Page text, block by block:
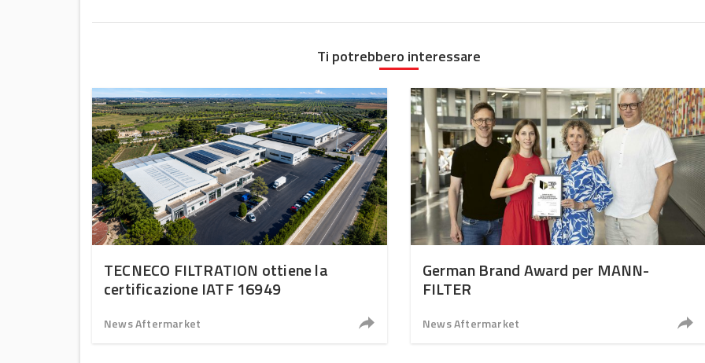
Ti potrebbero interessare
TECNECO FILTRATION ottiene la
certificazione IATF 16949
News Aftermarket
German Brand Award per MANN-
FILTER
News Aftermarket